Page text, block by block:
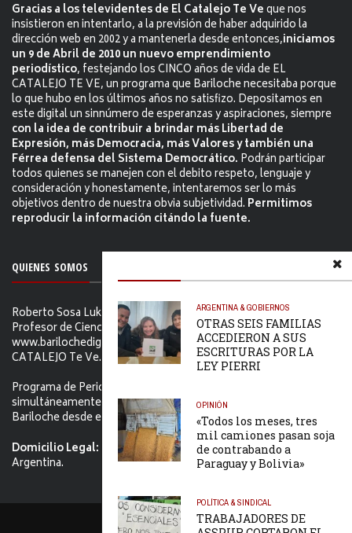
ARGENTINA & GOBIERNOS
OTRAS SEIS FAMILIAS
ACCEDIERON A SUS
ESCRITURAS POR LA
LEY PIERRI
OPINIÓN
«Todos los meses, tres
mil camiones pasan soja
de contrabando a
Paraguay y Bolivia»
POLÍTICA & SINDICAL
TRABAJADORES DE
Gracias a los televidentes de El Catalejo Te Veque nos
insistieron en intentarlo, a la previsión de haber adquirido la
dirección web en 2002 y a mantenerla desde entonces,iniciamos
un 9 de Abril de 2010 un nuevo emprendimiento
periodístico, festejando los CINCO años de vida de EL
CATALEJO TE VE, un programa que Bariloche necesitaba porque
lo que hubo en los últimos años no satisfizo. Depositamos en
este digital un sinnúmero de esperanzas y aspiraciones, siempre
con la idea de contribuir a brindar más Libertad de
Expresión, más Democracia, más Valores y también una
Férrea defensa del Sistema Democrático. Podrán participar
todos quienes se manejen con el debito respeto, lenguaje y
consideración y honestamente, intentaremos ser lo más
objetivos dentro de nuestra obvia subjetividad. Permitimos
reproducir la información citándo la fuente.
QUIENES SOMOS
Roberto Sosa Lukam Periodista, Martillero Público Nacional,
Profesor de Ciencias Sociales, Editor de
www.barilochedigital.com y Conductor y Productor de EL
CATALEJO Te Ve.
Programa de Periodismo Político que se difunde
simultáneamente en ambos Video-cables de San Carlos de
Bariloche desde el primer jueves de Febrero de 2006.
Domicilio Legal: Tacuarí 52. S.C. de Bariloche, Río Negro -
Argentina.
PORTADA CONTACTO